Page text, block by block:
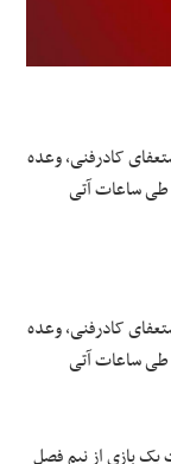
کادرفنی، وعده
را طی ساعات آتی
کادرفنی، وعده
را طی ساعات آتی
یک بازی از نیم فصل